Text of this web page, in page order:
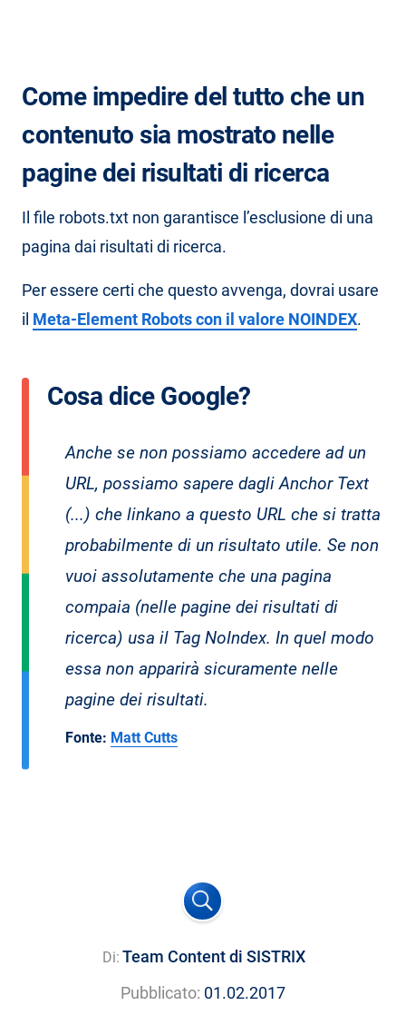
Come impedire del tutto che un
contenuto sia mostrato nelle
pagine dei risultati di ricerca
Il file robots.txt non garantisce l’esclusione di una
pagina dai risultati di ricerca.
Per essere certi che questo avvenga, dovrai usare
il Meta-Element Robots con il valore NOINDEX.
Cosa dice Google?
Anche se non possiamo accedere ad un
URL, possiamo sapere dagli Anchor Text
(...) che linkano a questo URL che si tratta
probabilmente di un risultato utile. Se non
vuoi assolutamente che una pagina
compaia (nelle pagine dei risultati di
ricerca) usa il Tag NoIndex. In quel modo
essa non apparirà sicuramente nelle
pagine dei risultati.
Fonte: Matt Cutts
Di: Team Content di SISTRIX
Pubblicato: 01.02.2017